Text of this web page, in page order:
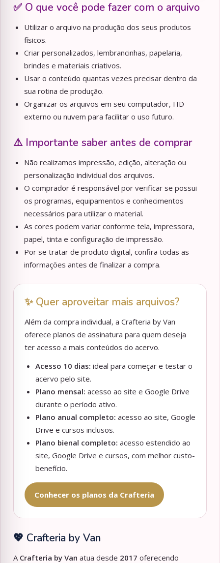
✅ O que você pode fazer com o arquivo
Utilizar o arquivo na produção dos seus produtos
físicos.
Criar personalizados, lembrancinhas, papelaria,
brindes e materiais criativos.
Usar o conteúdo quantas vezes precisar dentro da
sua rotina de produção.
Organizar os arquivos em seu computador, HD
externo ou nuvem para facilitar o uso futuro.
⚠️ Importante saber antes de comprar
Não realizamos impressão, edição, alteração ou
personalização individual dos arquivos.
O comprador é responsável por verificar se possui
os programas, equipamentos e conhecimentos
necessários para utilizar o material.
As cores podem variar conforme tela, impressora,
papel, tinta e configuração de impressão.
Por se tratar de produto digital, confira todas as
informações antes de finalizar a compra.
✨ Quer aproveitar mais arquivos?
Além da compra individual, a Crafteria by Van
oferece planos de assinatura para quem deseja
ter acesso a mais conteúdos do acervo.
Acesso 10 dias: ideal para começar e testar o
acervo pelo site.
Plano mensal: acesso ao site e Google Drive
durante o período ativo.
Plano anual completo: acesso ao site, Google
Drive e cursos inclusos.
Plano bienal completo: acesso estendido ao
site, Google Drive e cursos, com melhor custo-
benefício.
Conhecer os planos da Crafteria
💖 Crafteria by Van
A Crafteria by Van atua desde 2017 oferecendo